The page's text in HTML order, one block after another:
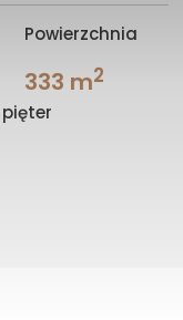
Powierzchnia
333 m2